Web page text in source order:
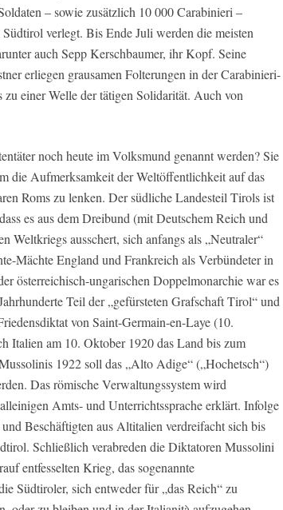
– sowie zusätzlich 10 000 Carabinieri –
verlegt. Bis Ende Juli werden die meisten
auch Sepp Kerschbaumer, ihr Kopf. Seine
erliegen grausamen Folterungen in der Carabinieri-
zu einer Welle der tätigen Solidarität. Auch von
noch heute im Volksmund genannt werden? Sie
die Aufmerksamkeit der Weltöffentlichkeit auf das
Roms zu lenken. Der südliche Landesteil Tirols ist
es aus dem Dreibund (mit Deutschem Reich und
Weltkriegs ausschert, sich anfangs als „Neutraler“
Mächte England und Frankreich als Verbündeter in
österreichisch-ungarischen Doppelmonarchie war es
Teil der „gefürsteten Grafschaft Tirol“ und
von Saint-Germain-en-Laye (10.
Italien am 10. Oktober 1920 das Land bis zum
1922 soll das „Alto Adige“ („Hochetsch“)
Das römische Verwaltungssystem wird
Amts- und Unterrichtssprache erklärt. Infolge
Beschäftigten aus Altitalien verdreifacht sich bis
Schließlich verabreden die Diktatoren Mussolini
entfesselten Krieg, das sogenannte
Südtiroler, sich entweder für „das Reich“ zu